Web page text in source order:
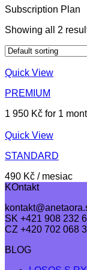
Subscription Plan
Showing all 2
Quick View
PREMIUM
1 950 Kč for 1
Quick View
STANDARD
490 Kč / mesiac
KOntakt
SK +421 908 232
CZ +420 702 068
BLOG